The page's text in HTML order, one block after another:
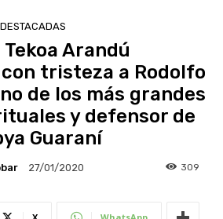
DESTACADAS
Arandú
tristeza a Rodolfo
de los más grandes
y defensor de
Guaraní
27/01/2020 309